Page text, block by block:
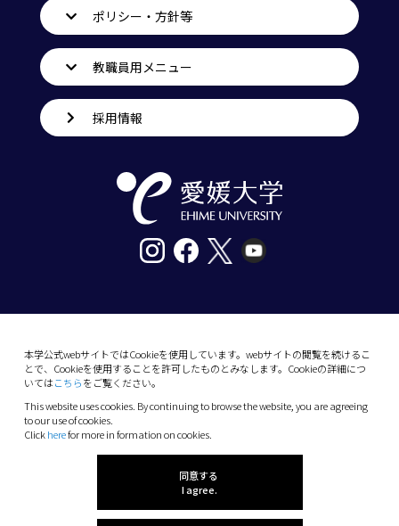
本学公式webサイトではCookieを使用しています。webサイトの閲覧を続けるこ
とで、Cookieを使用することを許可したものとみなします。Cookieの詳細につ
いてはこちらをご覧ください。
This website uses cookies. By continuing to browse the website, you are agreeing
to our use of cookies.
Clickherefor more in formation on cookies.
同意する
I agree.
ポリシー・方針等
教職員用メニュー
採用情報
10-13 Dogo-Himata, Matsuyama, Ehime 790-
Phone: +81 89-927-9000
(C) 2026 Ehime University.